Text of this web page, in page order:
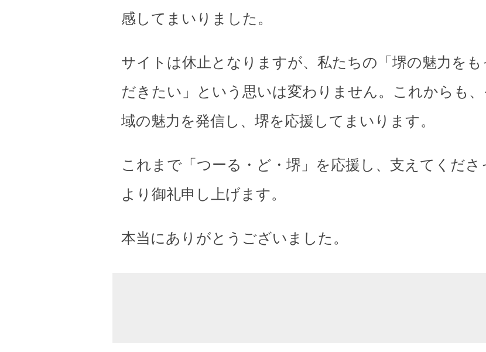
感してまいりました。
サイトは休止となりますが、私たちの「堺の魅力を
だきたい」という思いは変わりません。これからも
域の魅力を発信し、堺を応援してまいります。
これまで「つーる・ど・堺」を応援し、支えてくだ
より御礼申し上げます。
本当にありがとうございました。